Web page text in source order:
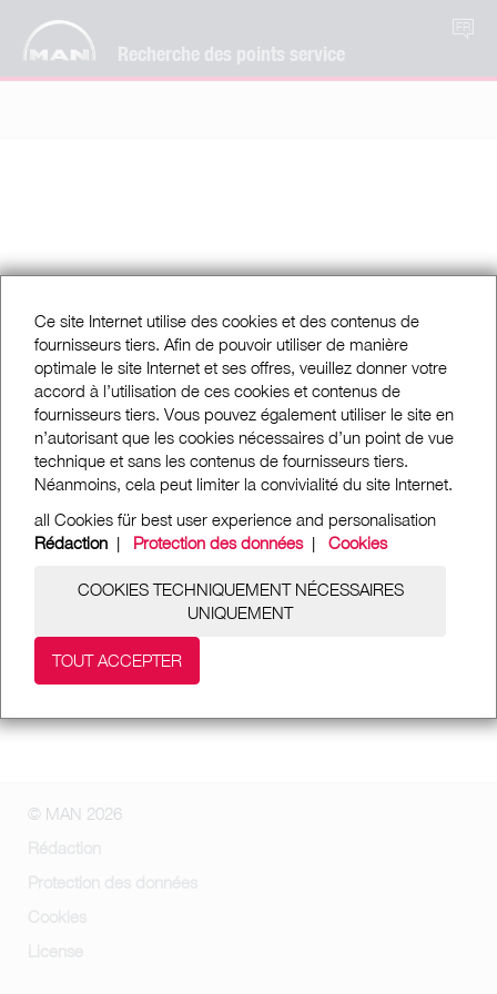
Recherche des points service
FR
Ce site Internet utilise des cookies et des contenus de
fournisseurs tiers. Afin de pouvoir utiliser de manière
optimale le site Internet et ses offres, veuillez donner votre
accord à l’utilisation de ces cookies et contenus de
fournisseurs tiers. Vous pouvez également utiliser le site en
n’autorisant que les cookies nécessaires d’un point de vue
technique et sans les contenus de fournisseurs tiers.
Néanmoins, cela peut limiter la convivialité du site Internet.
all Cookies für best user experience and personalisation
Rédaction | Protection des données| Cookies
COOKIES TECHNIQUEMENT NÉCESSAIRES
UNIQUEMENT
TOUT ACCEPTER
© MAN 2026